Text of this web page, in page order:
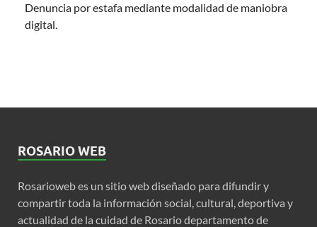
Denuncia por estafa mediante modalidad de maniobra
digital.
ROSARIO WEB
Rosarioweb es un sitio web diseñado para difundir y
compartir toda la información social, cultural, deportiva y
actualidad de la cuidad de Rosario departamento de